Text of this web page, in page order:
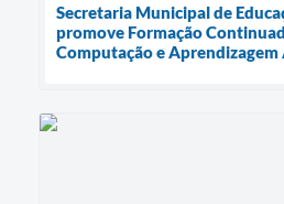
Secretaria Municipal de
promove Formação
Computação e